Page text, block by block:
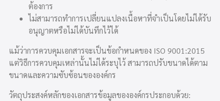
ต้องการ
ไม่สามารถทำการเปลี่ยนแปลงเนื้อหาที่จำเป็นโดยไม่ได้รับ
อนุญาตหรือไม่ได้บันทึกไว้ได้
แม้ว่าการควบคุมเอกสารจะเป็นข้อกำหนดของ ISO 9001:2015
แต่วิธีการควบคุมเหล่านั้นไม่ได้ระบุไว้ สามารถปรับขนาดได้ตาม
ขนาดและความซับซ้อนขององค์กร
วัตถุประสงค์หลักของเอกสารข้อมูลขององค์กรประกอบด้วย: